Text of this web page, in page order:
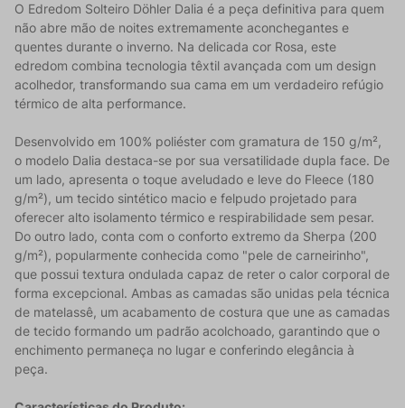
O Edredom Solteiro Döhler Dalia é a peça definitiva para quem
não abre mão de noites extremamente aconchegantes e
quentes durante o inverno. Na delicada cor Rosa, este
edredom combina tecnologia têxtil avançada com um design
acolhedor, transformando sua cama em um verdadeiro refúgio
térmico de alta performance.
Desenvolvido em 100% poliéster com gramatura de 150 g/m²,
o modelo Dalia destaca-se por sua versatilidade dupla face. De
um lado, apresenta o toque aveludado e leve do Fleece (180
g/m²), um tecido sintético macio e felpudo projetado para
oferecer alto isolamento térmico e respirabilidade sem pesar.
Do outro lado, conta com o conforto extremo da Sherpa (200
g/m²), popularmente conhecida como "pele de carneirinho",
que possui textura ondulada capaz de reter o calor corporal de
forma excepcional. Ambas as camadas são unidas pela técnica
de matelassê, um acabamento de costura que une as camadas
de tecido formando um padrão acolchoado, garantindo que o
enchimento permaneça no lugar e conferindo elegância à
peça.